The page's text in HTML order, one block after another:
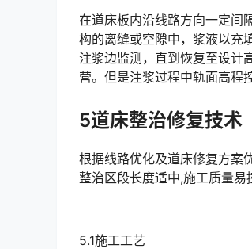
在道床板内沿线路方向一定间
构的离缝或空隙中，浆液以充
注浆边监测，直到恢复至设计
营。但是注浆过程中轨面高程
5道床整治修复技术
根据线路优化及道床修复方案
整治区段长度适中,施工质量易
5.1施工工艺